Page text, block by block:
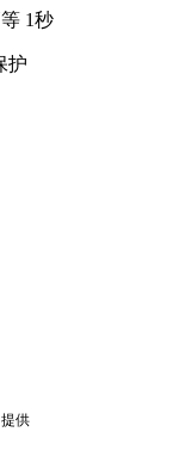
1秒
护
提供